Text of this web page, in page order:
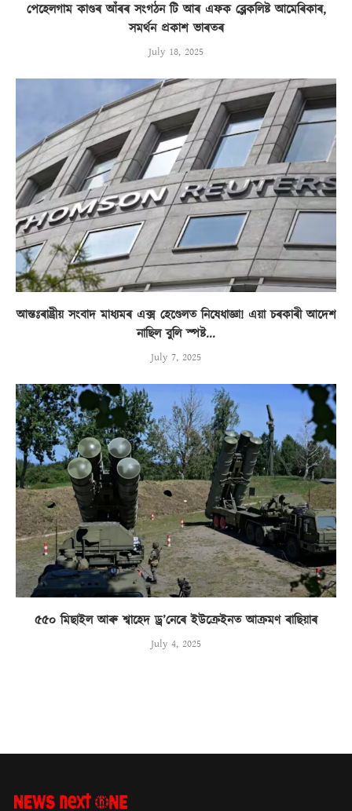
পেহেলগাম কাণ্ডৰ আঁৰৰ সংগঠন টি আৰ এফক ব্লেকলিষ্ট আমেৰিকাৰ,
সমৰ্থন প্ৰকাশ ভাৰতৰ
July 18, 2025
আন্তঃৰাষ্ট্ৰীয় সংবাদ মাধ্যমৰ এক্স হেণ্ডেলত নিষেধাজ্ঞা! এয়া চৰকাৰী আদেশ
নাছিল বুলি স্পষ্ট...
July 7, 2025
৫৫০ মিছাইল আৰু শ্বাহেদ ড্ৰ’নেৰে ইউক্ৰেইনত আক্ৰমণ ৰাছিয়াৰ
July 4, 2025